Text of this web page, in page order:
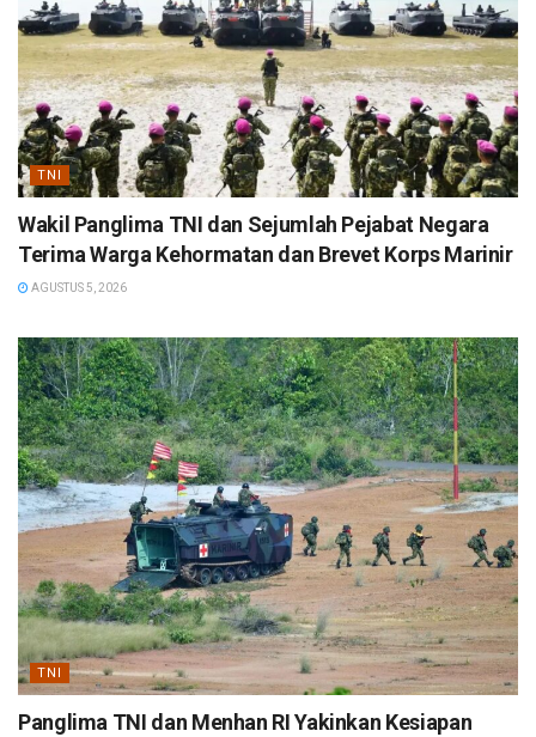
TNI
Wakil Panglima TNI dan Sejumlah Pejabat Negara
Terima Warga Kehormatan dan Brevet Korps Marinir
AGUSTUS 5, 2026
TNI
Panglima TNI dan Menhan RI Yakinkan Kesiapan